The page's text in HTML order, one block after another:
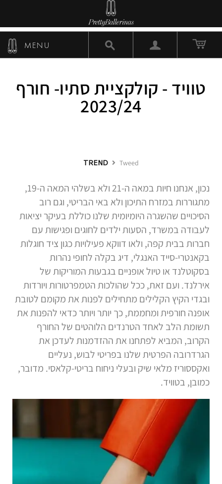
MENU
טוויד - קולקציית סתיו- חורף
2023/24
TREND Tweed
נכון, אנחנו חיות במאה ה-21 ולא בשלהי המאה ה-19,
מתגוררות במזרח התיכון ולא באי הבריטי, וגם רוב
הסיכויים שהשגרה היומיומית שלנו כוללת בעיקר יציאות
לעבודה במשרד, הסעות ילדים לחוגים ופגישות עם
חברות בבית קפה, ולאו דווקא פעילויות כגון ציד חוגלות
בקאנטרי-סייד האנגלי, דיג בקלה לחופי נהרות
בסקוטלנד או טיול אופניים בגבעות המוריקות של
אירלנד. ועם זאת, ככל שהולכות הטמפרטורות ויורדות
ובגדי הקיץ הקלילים מתחילים לפנות את מקומם לטובת
אופנה חורפית ומחממת, כך יותר ויותר כדאי להפנות את
תשומת הלב לאחד הטרנדים הלוהטים של החורף
הקרוב, המביא לפתחנו את ההזדמנות לעדכן את
הגרדרובה הפרטית שלנו בפריטי לבוש, נעליים
ואקססוריז מלאי שיק ובעלי ניחוח בריטי-קלאסי. מדובר,
כמובן, בטוויד.